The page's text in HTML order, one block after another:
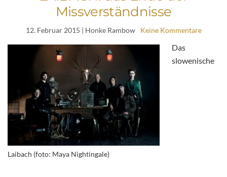
Missverständnisse
12. Februar 2015 | Honke Rambow Keine Kommentare
Laibach (foto: Maya Nightingale)
Das
slowenische